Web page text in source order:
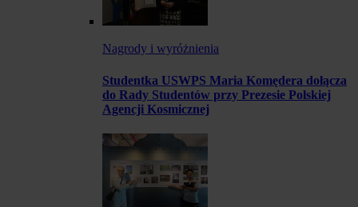
Nagrody i wyróżnienia
Studentka USWPS Maria Komędera dołącza
do Rady Studentów przy Prezesie Polskiej
Agencji Kosmicznej